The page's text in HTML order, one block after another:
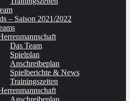
– Saison 2021/2022
Das Team
Spielplan
Anschreibeplan
Spielberichte & News
Trainingszeiten
Anschreibeplan